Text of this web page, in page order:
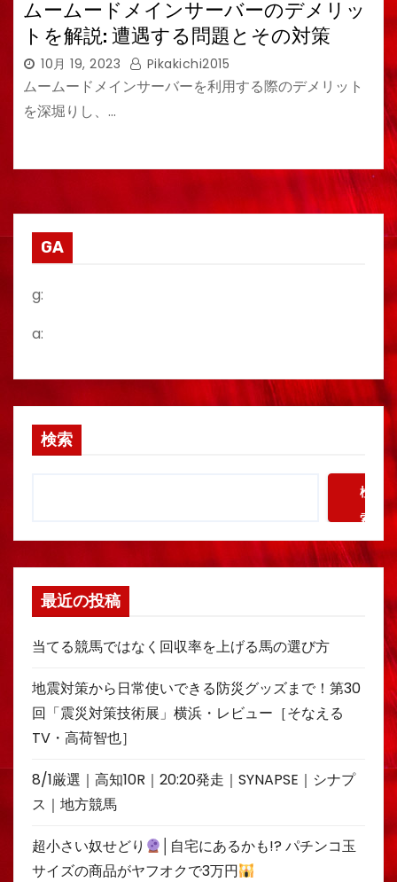
ムームードメインサーバーのデメリッ
トを解説: 遭遇する問題とその対策
10月 19, 2023 Pikakichi2015
ムームードメインサーバーを利用する際のデメリット
を深堀りし、…
GA
g:
a:
検索
検
索
最近の投稿
当てる競馬ではなく回収率を上げる馬の選び方
地震対策から日常使いできる防災グッズまで！第30
回「震災対策技術展」横浜・レビュー［そなえる
TV・高荷智也］
8/1厳選｜高知10R｜20:20発走｜SYNAPSE｜シナプ
ス｜地方競馬
超小さい奴せどり
│自宅にあるかも!? パチンコ玉
サイズの商品がヤフオクで3万円